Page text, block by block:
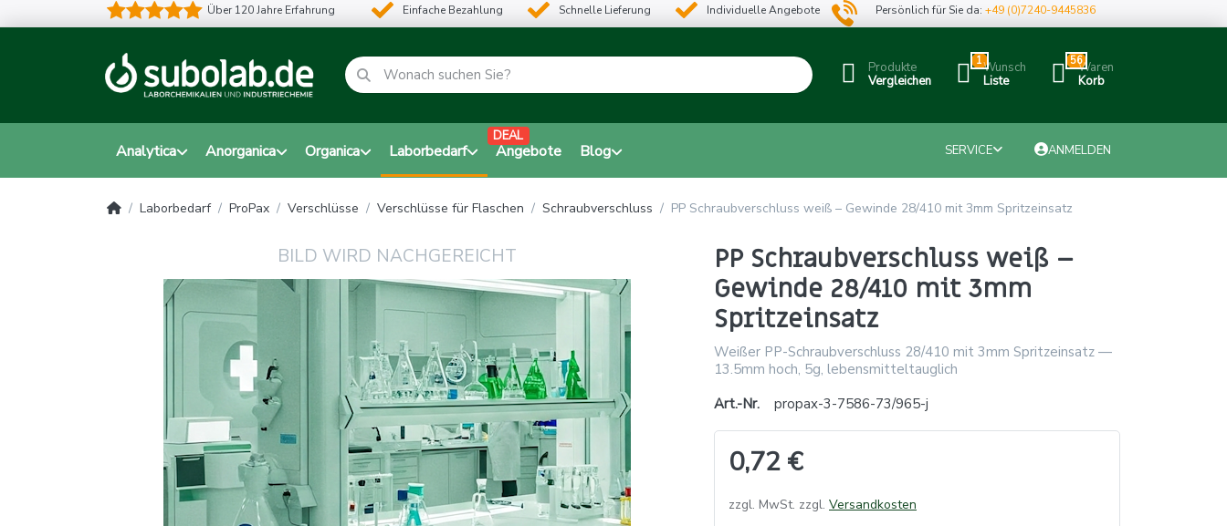
Über 120 Jahre Erfahrung Einfache Bezahlung Schnelle Lieferung Individuelle Angebote Persönlich für Sie da:+49 (0)7240-9445836
Produkte
Vergleichen
1Wunsch
Liste
56Waren
Korb
Analytica Anorganica Organica Laborbedarf Angebote
DEAL
Blog SERVICE ANMELDEN
Laborbedarf ProPax Verschlüsse Verschlüsse für Flaschen Schraubverschluss PP Schraubverschluss weiß – Gewinde 28/410 mit 3mm Spritzeinsatz
PP Schraubverschluss weiß –
Gewinde 28/410 mit 3mm
Spritzeinsatz
Weißer PP-Schraubverschluss 28/410 mit 3mm Spritzeinsatz —
13.5mm hoch, 5g, lebensmitteltauglich
Art.-Nr.
propax-3-7586-73/965-j
0,72 €
zzgl. MwSt. zzgl. Versandkosten